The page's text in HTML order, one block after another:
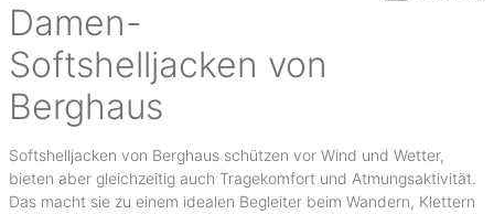
Damen-
Softshelljacken von
Berghaus
Softshelljacken von Berghaus schützen vor Wind und Wetter,
bieten aber gleichzeitig auch Tragekomfort und Atmungsaktivität.
Das macht sie zu einem idealen Begleiter beim Wandern, Klettern